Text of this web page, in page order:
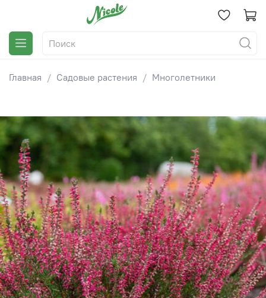
Главная Садовые растения Многолетники